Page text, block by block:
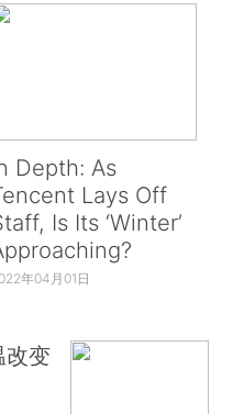
Depth: As
Lays Off
Is Its ‘Winter’
年04月01日
改变